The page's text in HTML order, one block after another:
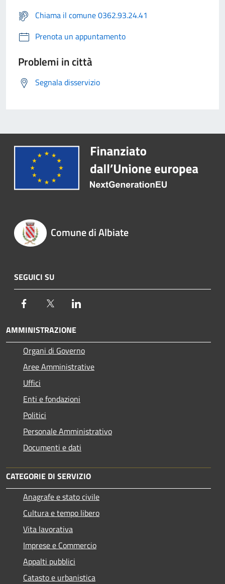
Chiama il comune 0362.93.24.41
Prenota un appuntamento
Problemi in città
Segnala disservizio
Comune di Albiate
SEGUICI SU
Facebook Twitter
AMMINISTRAZIONE
Organi di Governo
Aree Amministrative
Uffici
Enti e fondazioni
Politici
Personale Amministrativo
Documenti e dati
CATEGORIE DI SERVIZIO
Anagrafe e stato civile
Cultura e tempo libero
Vita lavorativa
Imprese e Commercio
Appalti pubblici
Catasto e urbanistica